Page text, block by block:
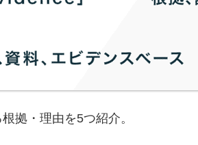
拠・理由を5つ紹介。